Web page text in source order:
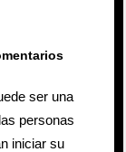
ser una
personas
iniciar su